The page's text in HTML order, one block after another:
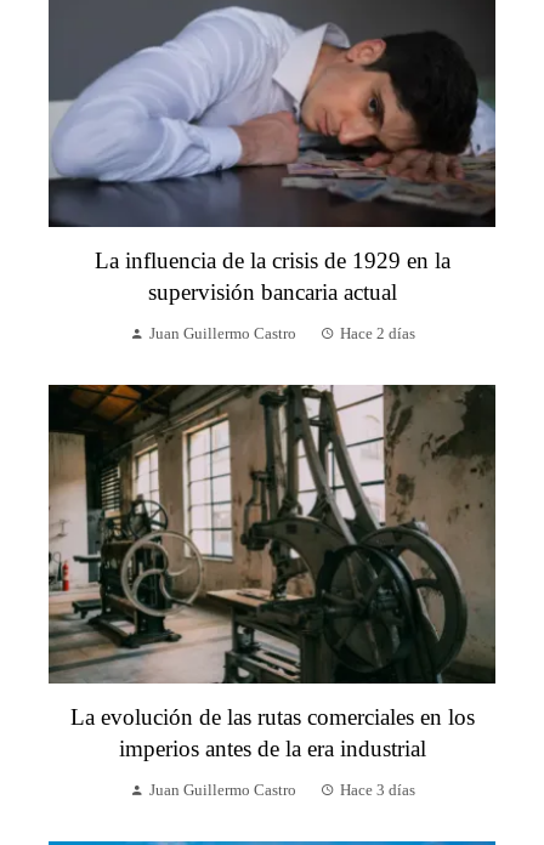
La influencia de la crisis de 1929 en la
supervisión bancaria actual
Juan Guillermo Castro Hace 2 días
La evolución de las rutas comerciales en los
imperios antes de la era industrial
Juan Guillermo Castro Hace 3 días